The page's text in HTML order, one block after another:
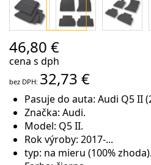
na
začiatok
galérie
46,80 €
cena s dph
32,73 €
Pasuje do auta: Audi Q5 II
Značka: Audi.
Model: Q5 II.
Rok výroby: 2017-...
typ: na mieru (100% zhoda).